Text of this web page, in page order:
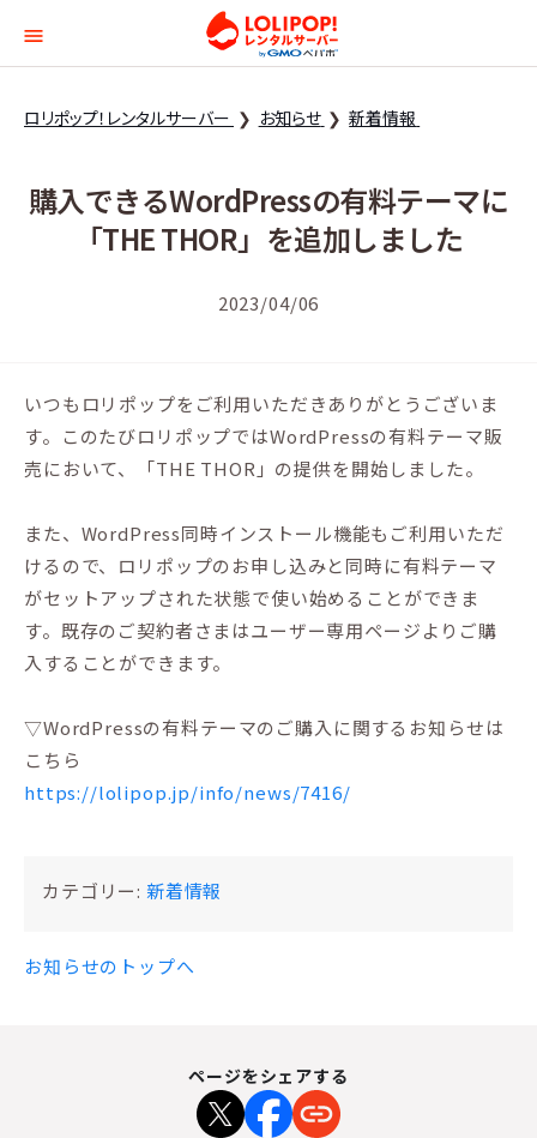
ロリポップ！レンタル
ロリポップ！レンタルサーバー お知らせ 新着情報
購入できるWordPressの有料テーマに
「THE THOR」を追加しました
2023/04/06
いつもロリポップをご利用いただきありがとうございま
す。このたびロリポップではWordPressの有料テーマ販
売において、「THE THOR」の提供を開始しました。
また、WordPress同時インストール機能もご利用いただ
けるので、ロリポップのお申し込みと同時に有料テーマ
がセットアップされた状態で使い始めることができま
す。既存のご契約者さまはユーザー専用ページよりご購
入することができます。
▽WordPressの有料テーマのご購入に関するお知らせは
こちら
https://lolipop.jp/info/news/7416/
カテゴリー: 新着情報
お知らせのトップへ
ページをシェアする